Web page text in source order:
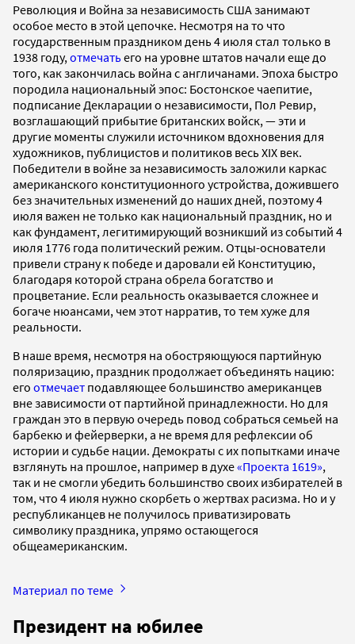
Революция и Война за независимость США занимают
особое место в этой цепочке. Несмотря на то что
государственным праздником день 4 июля стал только в
1938 году, отмечатьего на уровне штатов начали еще до
того, как закончилась война с англичанами. Эпоха быстро
породила национальный эпос: Бостонское чаепитие,
подписание Декларации о независимости, Пол Ревир,
возглашающий прибытие британских войск, — эти и
другие моменты служили источником вдохновения для
художников, публицистов и политиков весь XIX век.
Победители в войне за независимость заложили каркас
американского конституционного устройства, дожившего
без значительных изменений до наших дней, поэтому 4
июля важен не только как национальный праздник, но и
как фундамент, легитимирующий возникший из событий 4
июля 1776 года политический режим. Отцы-основатели
привели страну к победе и даровали ей Конституцию,
благодаря которой страна обрела богатство и
процветание. Если реальность оказывается сложнее и
богаче нюансами, чем этот нарратив, то тем хуже для
реальности.
В наше время, несмотря на обостряющуюся партийную
поляризацию, праздник продолжает объединять нацию:
его отмечает подавляющее большинство американцев
вне зависимости от партийной принадлежности. Но для
граждан это в первую очередь повод собраться семьей на
барбекю и фейерверки, а не время для рефлексии об
истории и судьбе нации. Демократы с их попытками иначе
взглянуть на прошлое, например в духе«Проекта 1619»,
так и не смогли убедить большинство своих избирателей в
том, что 4 июля нужно скорбеть о жертвах расизма. Но и у
республиканцев не получилось приватизировать
символику праздника, упрямо остающегося
общеамериканским.
Материал по теме
Президент на юбилее